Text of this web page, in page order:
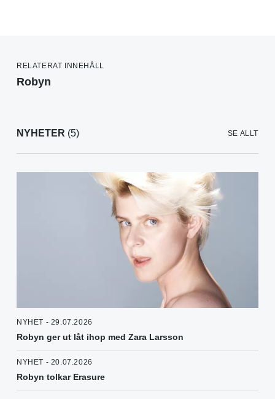
RELATERAT INNEHÅLL
Robyn
NYHETER (5) SE ALLT
NYHET - 29.07.2026
Robyn ger ut låt ihop med Zara Larsson
NYHET - 20.07.2026
Robyn tolkar Erasure